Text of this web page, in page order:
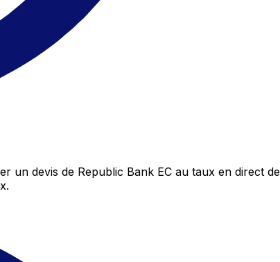
un devis de Republic Bank EC au taux en direct